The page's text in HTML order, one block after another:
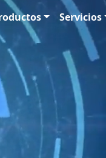
Servicios